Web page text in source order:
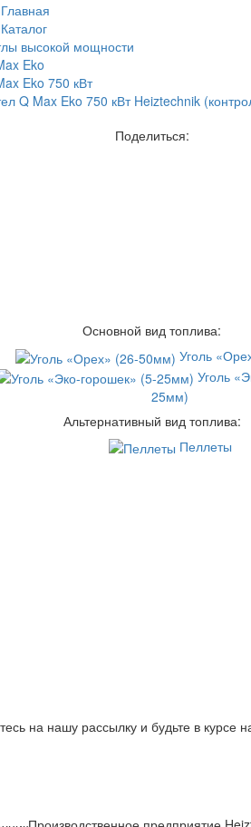
Главная
Каталог
высокой мощности
Eko
Eko 750 кВт
Q Max Eko 750 кВт Heiztechnik
Поделиться:
Основной вид топлива:
Уголь
Уголь
25мм)
Альтернативный вид топлива:
Пеллеты
на нашу рассылку и будьте в курсе